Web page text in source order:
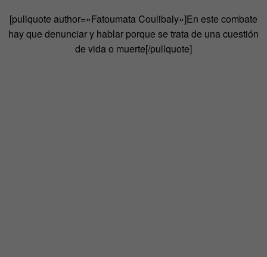
[pullquote author=»Fatoumata Coulibaly»]En este combate
hay que denunciar y hablar porque se trata de una cuestión
de vida o muerte[/pullquote]